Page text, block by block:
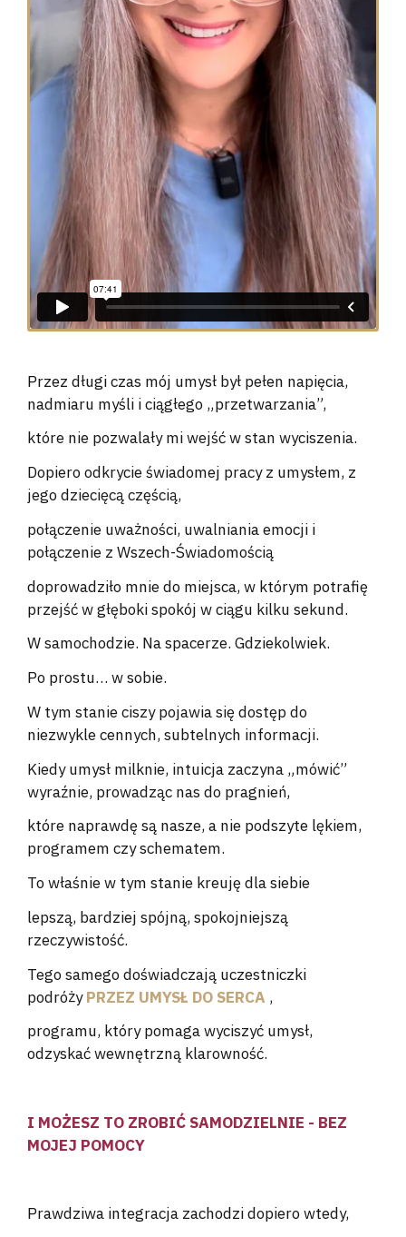
Przez długi czas mój umysł był pełen napięcia,
nadmiaru myśli i ciągłego „przetwarzania”,
które nie pozwalały mi wejść w stan wyciszenia.
Dopiero odkrycie świadomej pracy z umysłem, z
jego dziecięcą częścią,
połączenie uważności, uwalniania emocji i
połączenie z Wszech-Świadomością
doprowadziło mnie do miejsca, w którym potrafię
przejść w głęboki spokój w ciągu kilku sekund.
W samochodzie. Na spacerze. Gdziekolwiek.
Po prostu… w sobie.
W tym stanie ciszy pojawia się dostęp do
niezwykle cennych, subtelnych informacji.
Kiedy umysł milknie, intuicja zaczyna „mówić”
wyraźnie, prowadząc nas do pragnień,
które naprawdę są nasze, a nie podszyte lękiem,
programem czy schematem.
To właśnie w tym stanie kreuję dla siebie
lepszą, bardziej spójną, spokojniejszą
rzeczywistość.
Tego samego doświadczają uczestniczki
podróżyPRZEZ UMYSŁ DO SERCA ,
programu, który pomaga wyciszyć umysł,
odzyskać wewnętrzną klarowność.
I MOŻESZ TO ZROBIĆ SAMODZIELNIE - BEZ
MOJEJ POMOCY
Prawdziwa integracja zachodzi dopiero wtedy,